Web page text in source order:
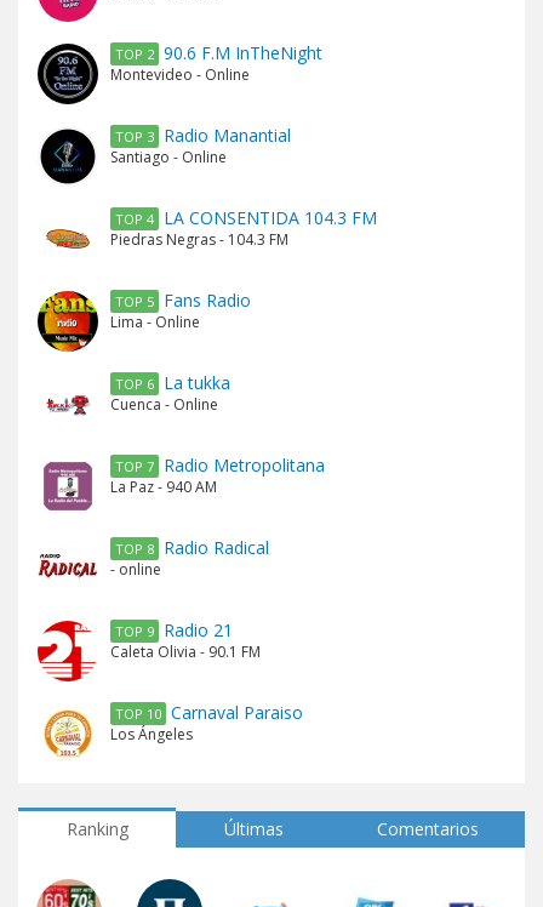
TOP 2 90.6 F.M InTheNight
Montevideo - Online
TOP 3 Radio Manantial
Santiago - Online
TOP 4 LA CONSENTIDA 104.3 FM
Piedras Negras - 104.3 FM
TOP 5 Fans Radio
Lima - Online
TOP 6 La tukka
Cuenca - Online
TOP 7 Radio Metropolitana
La Paz - 940 AM
TOP 8 Radio Radical
- online
TOP 9 Radio 21
Caleta Olivia - 90.1 FM
TOP 10 Carnaval Paraiso
Los Ángeles
Ranking Últimas Comentarios